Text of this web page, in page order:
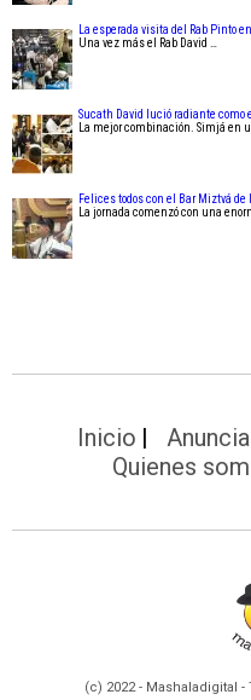
La esperada visita del Rab Pinto
Una vez más el Rab David …
Sucath David lució radiante como
La mejor combinación. Simjá en
Felices todos con el Bar Miztvá de
La jornada comenzó con una
Inicio
Quienes
(c) 2022 - Mashaladigital